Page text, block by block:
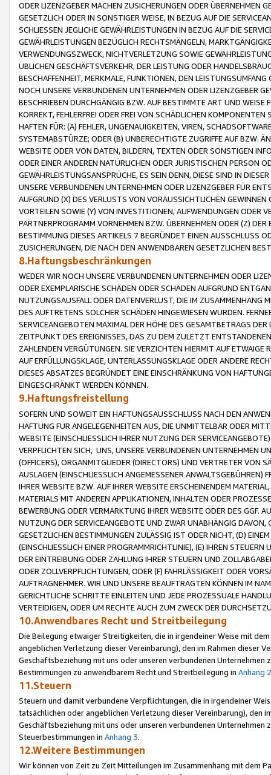
ODER LIZENZGEBER MACHEN ZUSICHERUNGEN ODER ÜBERNEHMEN
GESETZLICH ODER IN SONSTIGER WEISE, IN BEZUG AUF DIE
SCHLIESSEN JEGLICHE GEWÄHRLEISTUNGEN IN BEZUG AUF DIE
GEWÄHRLEISTUNGEN BEZÜGLICH RECHTSMÄNGELN,
VERWENDUNGSZWECK, NICHTVERLETZUNG SOWIE
ÜBLICHEN GESCHÄFTSVERKEHR, DER LEISTUNG ODER
BESCHAFFENHEIT, MERKMALE, FUNKTIONEN, DEN
NOCH UNSERE VERBUNDENEN UNTERNEHMEN ODER LIZENZGEBER
BESCHRIEBEN DURCHGÄNGIG BZW. AUF BESTIMMTE ART UND
KORREKT, FEHLERFREI ODER FREI VON SCHÄDLICHEN
HAFTEN FÜR: (A) FEHLER, UNGENAUIGKEITEN, VIREN,
SYSTEMABSTÜRZE; ODER (B) UNBERECHTIGTE ZUGRIFFE AUF BZW.
WEBSITE ODER VON DATEN, BILDERN, TEXTEN ODER SONSTIGEN
ODER EINER ANDEREN NATÜRLICHEN ODER JURISTISCHEN PERSON
GEWÄHRLEISTUNGSANSPRÜCHE, ES SEIN DENN, DIESE SIND IN
UNSERE VERBUNDENEN UNTERNEHMEN ODER LIZENZGEBER FÜR
AUFGRUND (X) DES VERLUSTS VON VORAUSSICHTLICHEN
VORTEILEN SOWIE (Y) VON INVESTITIONEN, AUFWENDUNGEN ODER
PARTNERPROGRAMM VORNEHMEN BZW. ÜBERNEHMEN ODER (Z)
BESTIMMUNG DIESES ARTIKELS 7 BEGRÜNDET EINEN AUSSCHLUSS
ZUSICHERUNGEN, DIE NACH DEN ANWENDBAREN GESETZLICHEN
8.Haftungsbeschränkungen
WEDER WIR NOCH UNSERE VERBUNDENEN UNTERNEHMEN ODER
ODER EXEMPLARISCHE SCHÄDEN ODER SCHÄDEN AUFGRUND
NUTZUNGSAUSFALL ODER DATENVERLUST, DIE IM ZUSAMMENHANG
DES AUFTRETENS SOLCHER SCHÄDEN HINGEWIESEN WURDEN.
SERVICEANGEBOTEN MAXIMAL DER HÖHE DES GESAMTBETRAGS
ZEITPUNKT DES EREIGNISSES, DAS ZU DEM ZULETZT
ZAHLENDEN VERGÜTUNGEN. SIE VERZICHTEN HIERMIT AUF
AUF ERFÜLLUNGSKLAGE, UNTERLASSUNGSKLAGE ODER ANDERE
DIESES ABSATZES BEGRÜNDET EINE EINSCHRÄNKUNG VON
EINGESCHRÄNKT WERDEN KÖNNEN.
9.Haftungsfreistellung
SOFERN UND SOWEIT EIN HAFTUNGSAUSSCHLUSS NACH DEN
HAFTUNG FÜR ANGELEGENHEITEN AUS, DIE UNMITTELBAR ODER
WEBSITE (EINSCHLIESSLICH IHRER NUTZUNG DER
VERPFLICHTEN SICH, UNS, UNSERE VERBUNDENEN UNTERNEHMEN
(OFFICERS), ORGANMITGLIEDER (DIRECTORS) UND VERTRETER VON
AUSLAGEN (EINSCHLIESSLICH ANGEMESSENER
IHRER WEBSITE BZW. AUF IHRER WEBSITE ERSCHEINENDEM
MATERIALS MIT ANDEREN APPLIKATIONEN, INHALTEN ODER
BEWERBUNG ODER VERMARKTUNG IHRER WEBSITE ODER DES GGF.
NUTZUNG DER SERVICEANGEBOTE UND ZWAR UNABHÄNGIG
GESETZLICHEN BESTIMMUNGEN ZULÄSSIG IST ODER NICHT, (D)
(EINSCHLIESSLICH EINER PROGRAMMRICHTLINIE), (E) IHREN
DER EINTREIBUNG ODER ZAHLUNG IHRER STEUERN UND
ODER ZOLLVERPFLICHTUNGEN, ODER (F) FAHRLÄSSIGKEIT ODER
AUFTRAGNEHMER. WIR UND UNSERE BEAUFTRAGTEN KÖNNEN IM
GERICHTLICHE SCHRITTE EINLEITEN UND JEDE PROZESSUALE
VERTEIDIGEN, ODER UM RECHTE AUCH ZUM ZWECK DER
10.Anwendbares Recht und Streitbeilegung
Die Beilegung etwaiger Streitigkeiten, die in irgendeiner Weise mit
angeblichen Verletzung dieser Vereinbarung), den im Rahmen dieser
Geschäftsbeziehung mit uns oder unseren verbundenen
Bestimmungen zu anwendbarem Recht und Streitbeilegung in Anhang 2
11.Steuern
Steuern und damit verbundene Verpflichtungen, die in irgendeiner
tatsächlichen oder angeblichen Verletzung dieser Vereinbarung), den
Geschäftsbeziehung mit uns oder unseren verbundenen
Steuerbestimmungen in Anhang 3.
12.Weitere Bestimmungen
Wir können von Zeit zu Zeit Mitteilungen im Zusammenhang mit dem